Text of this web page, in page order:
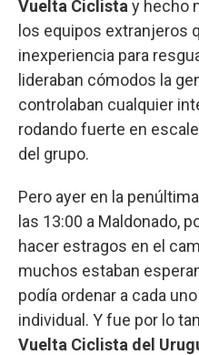
Vuelta Ciclista y hecho
los equipos extranjeros
inexperiencia para
lideraban cómodos la
controlaban cualquier
rodando fuerte en
del grupo.
Pero ayer en la
las 13:00 a Maldonado,
hacer estragos en el
muchos estaban
podía ordenar a cada
individual. Y fue por lo
Vuelta Ciclista del